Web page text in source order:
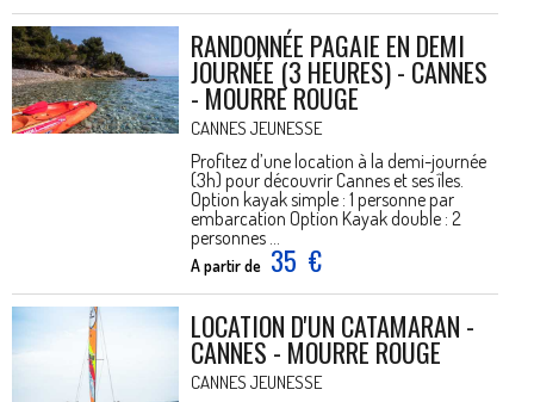
RANDONNÉE PAGAIE EN DEMI
JOURNÉE (3 HEURES) - CANNES
- MOURRE ROUGE
CANNES JEUNESSE
Profitez d’une location à la demi-journée
(3h) pour découvrir Cannes et ses îles.
Option kayak simple : 1 personne par
embarcation Option Kayak double : 2
personnes ...
A partir de 35 €
LOCATION D'UN CATAMARAN -
CANNES - MOURRE ROUGE
CANNES JEUNESSE